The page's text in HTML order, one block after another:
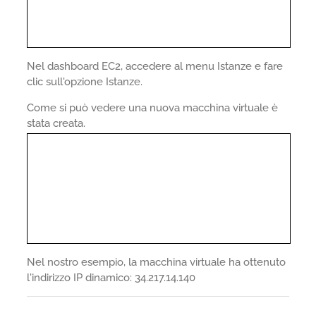
Nel dashboard EC2, accedere al menu Istanze e fare
clic sull'opzione Istanze.
Come si può vedere una nuova macchina virtuale è
stata creata.
Nel nostro esempio, la macchina virtuale ha ottenuto
l'indirizzo IP dinamico: 34.217.14.140